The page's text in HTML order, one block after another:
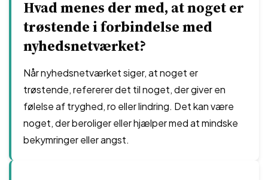
Hvad menes der med, at noget er
trøstende i forbindelse med
nyhedsnetværket?
Når nyhedsnetværket siger, at noget er
trøstende, refererer det til noget, der giver en
følelse af tryghed, ro eller lindring. Det kan være
noget, der beroliger eller hjælper med at mindske
bekymringer eller angst.